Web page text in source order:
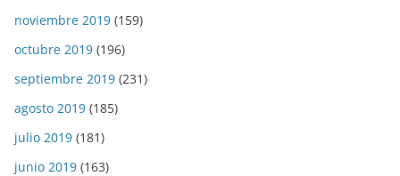
noviembre 2019 (159)
octubre 2019 (196)
septiembre 2019 (231)
agosto 2019 (185)
julio 2019 (181)
junio 2019 (163)